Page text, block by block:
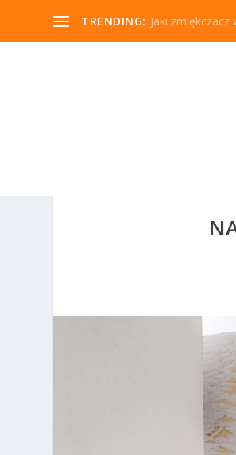
TRENDING: Jaki zmiękczacz